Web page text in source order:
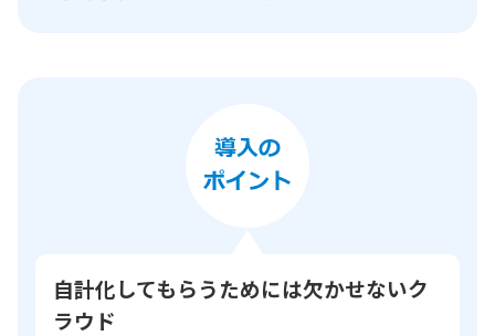
自計化してもらうためには欠かせないク
ラウド